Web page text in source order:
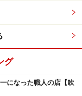
グ
になった職人の店【吹